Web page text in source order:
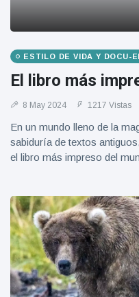
feiert
99.
und tanzt
zu
Mariachi-
Band
ESTILO DE VIDA Y DOCU-
El libro más
8 May 2024 1217 Vistas
En un mundo lleno de la
sabiduría de textos
el libro más impreso del